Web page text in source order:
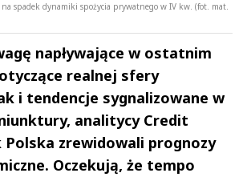
spadek dynamiki spożycia prywatnego w IV kw. (fot. mat.
napływające w ostatnim
realnej sfery
i tendencje sygnalizowane w
analitycy Credit
Polska zrewidowali prognozy
Oczekują, że tempo